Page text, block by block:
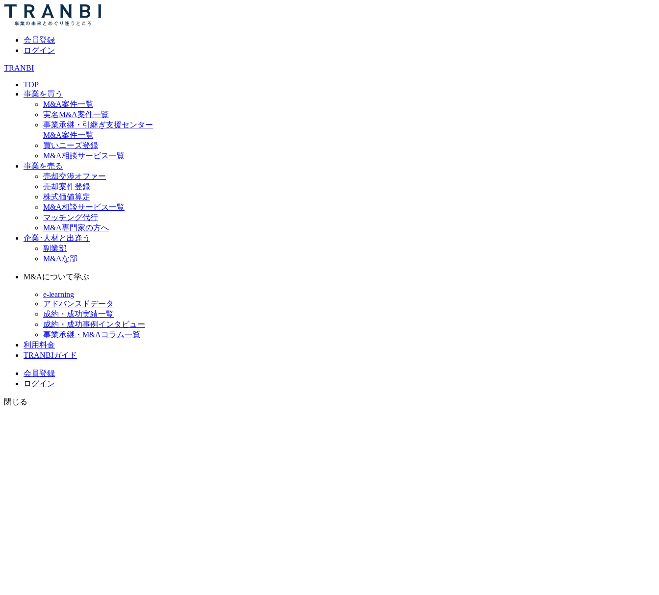
会員登録
ログイン
TRANBI
TOP
事業を買う
M&A案件一覧
実名M&A案件一覧
事業承継・引継ぎ支援センター
M&A案件一覧
買いニーズ登録
M&A相談サービス一覧
事業を売る
売却交渉オファー
売却案件登録
株式価値算定
M&A相談サービス一覧
マッチング代行
M&A専門家の方へ
企業･人材と出逢う
副業部
M&Aな部
M&Aについて学ぶ
e-learning
アドバンスドデータ
成約・成功実績一覧
成約・成功事例インタビュー
事業承継・M&Aコラム一覧
利用料金
TRANBIガイド
会員登録
ログイン
閉じる